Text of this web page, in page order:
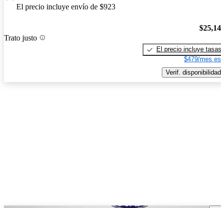
El precio incluye envío de $923
Trato justo
El precio incluye tasas
$479/mes
Verif. disponibilidad